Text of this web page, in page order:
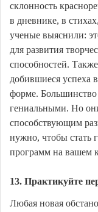
склонность
в дневнике, в
ученые выяснили:
для развития
способностей.
добившиеся успеха
форме.
гениальными. Но
способствующим
нужно, чтобы стать
программ на вашем
13. Практикуйте
Любая новая